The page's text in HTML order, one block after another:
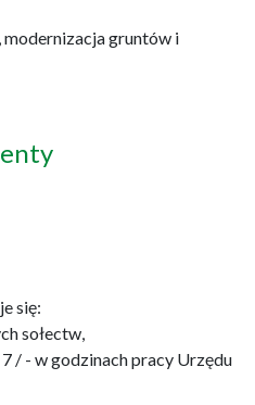
modernizacja gruntów i
się:
sołectw,
/ - w godzinach pracy Urzędu